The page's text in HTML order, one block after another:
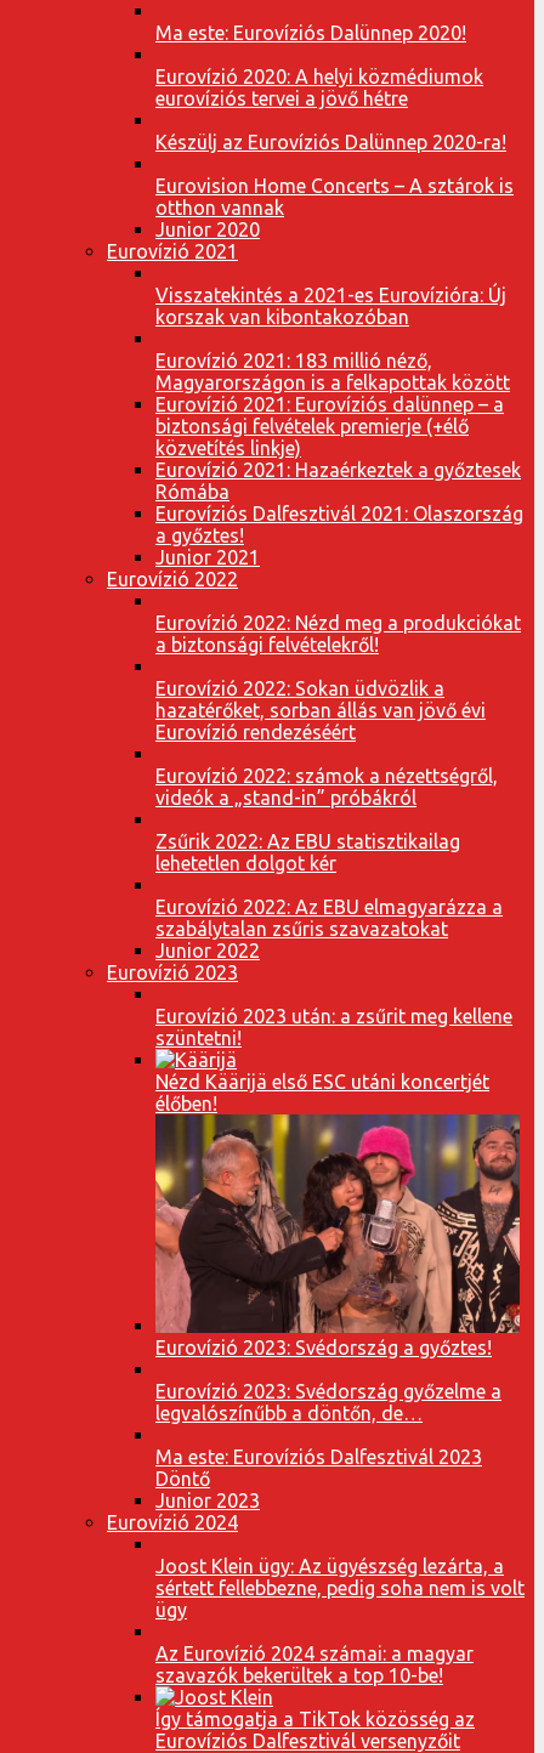
Ma este: Eurovíziós Dalünnep 2020!
Eurovízió 2020: A helyi közmédiumok
eurovíziós tervei a jövő hétre
Készülj az Eurovíziós Dalünnep 2020-ra!
Eurovision Home Concerts – A sztárok is
otthon vannak
Junior 2020
Eurovízió 2021
Visszatekintés a 2021-es Eurovízióra: Új
korszak van kibontakozóban
Eurovízió 2021: 183 millió néző,
Magyarországon is a felkapottak között
Eurovízió 2021: Eurovíziós dalünnep – a
biztonsági felvételek premierje (+élő
közvetítés linkje)
Eurovízió 2021: Hazaérkeztek a győztesek
Rómába
Eurovíziós Dalfesztivál 2021: Olaszország
a győztes!
Junior 2021
Eurovízió 2022
Eurovízió 2022: Nézd meg a produkciókat
a biztonsági felvételekről!
Eurovízió 2022: Sokan üdvözlik a
hazatérőket, sorban állás van jövő évi
Eurovízió rendezéséért
Eurovízió 2022: számok a nézettségről,
videók a „stand-in” próbákról
Zsűrik 2022: Az EBU statisztikailag
lehetetlen dolgot kér
Eurovízió 2022: Az EBU elmagyarázza a
szabálytalan zsűris szavazatokat
Junior 2022
Eurovízió 2023
Eurovízió 2023 után: a zsűrit meg kellene
szüntetni!
Nézd Käärijä első ESC utáni koncertjét
élőben!
Eurovízió 2023: Svédország a győztes!
Eurovízió 2023: Svédország győzelme a
legvalószínűbb a döntőn, de…
Ma este: Eurovíziós Dalfesztivál 2023
Döntő
Junior 2023
Eurovízió 2024
Joost Klein ügy: Az ügyészség lezárta, a
sértett fellebbezne, pedig soha nem is volt
ügy
Az Eurovízió 2024 számai: a magyar
szavazók bekerültek a top 10-be!
Így támogatja a TikTok közösség az
Eurovíziós Dalfesztivál versenyzőit